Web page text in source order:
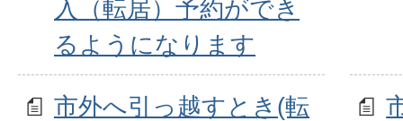
入（転居）予約ができ
るようになります
市外へ引っ越すとき(転